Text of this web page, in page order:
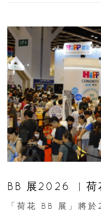
BB 展2026 ︳荷
「荷花 BB 展」將